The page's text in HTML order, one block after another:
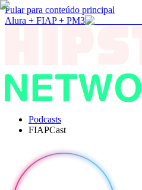
Pular para conteúdo principal
Alura + FIAP + PM3
Podcasts
FIAPCast